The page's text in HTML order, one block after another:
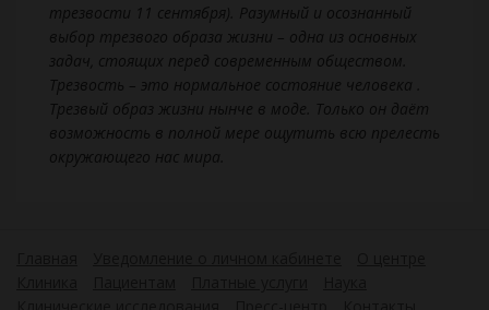
трезвости 11 сентября). Разумный и осознанный
выбор трезвого образа жизни – одна из основных
задач, стоящих перед современным обществом.
Трезвость – это нормальное состояние человека .
Трезвый образ жизни нынче в моде. Только он даёт
возможность в полной мере ощутить всю прелесть
окружающего нас мира.